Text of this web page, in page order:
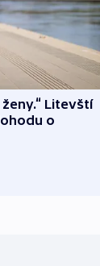
Litevští
o